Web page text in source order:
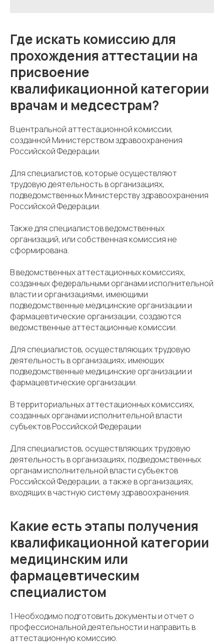
Где искать комиссию для
прохождения аттестации на
присвоение
квалификационной категории
врачам и медсестрам?
В центральной аттестационной комиссии,
созданной Министерством здравоохранения
Российской Федерации.
Для специалистов, которые осуществляют
трудовую деятельность в организациях,
подведомственных Министерству здравоохранения
Российской Федерации.
Также для специалистов ведомственных
организаций, или собственная комиссия не
сформирована.
В ведомственных аттестационных комиссиях,
созданных федеральными органами исполнительной
власти и организациями, имеющими
подведомственные медицинские организации и
фармацевтические организации, создаются
ведомственные аттестационные комиссии.
Для специалистов, осуществляющих трудовую
деятельность в организациях, имеющих
подведомственные медицинские организации и
фармацевтические организации.
В территориальных аттестационных комиссиях,
созданных органами исполнительной власти
субъектов Российской Федерации
Для специалистов, осуществляющих трудовую
деятельность в организациях, подведомственных
органам исполнительной власти субъектов
Российской Федерации, а также в организациях,
входящих в частную систему здравоохранения.
Какие есть этапы получения
квалификационной категории
медицинским или
фармацевтическим
специалистом
1 Необходимо подготовить документы и отчет о
профессиональной деятельности и направить в
аттестационную комиссию.